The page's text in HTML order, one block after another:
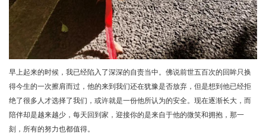
早上起来的时候，我已经陷入了深深的自责当中。佛说前世五百次的回眸只换
得今生的一次擦肩而过，他的来到我们还在犹豫是否放弃，但是想到他已经拒
绝了很多人才选择了我们，或许就是一份他所认为的安全。现在逐渐长大，而
陪伴却是越来越少，每天回到家，迎接你的是来自于他的微笑和拥抱，那一
刻，所有的努力也都值得。